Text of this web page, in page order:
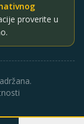
proverite u